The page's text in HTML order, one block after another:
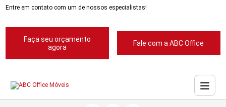
Entre em contato com um de nossos especialistas!
Faça seu orçamento
agora
Fale com a ABC Office